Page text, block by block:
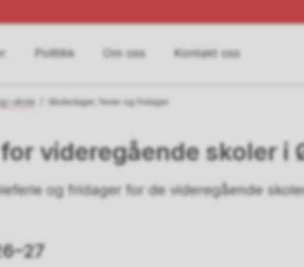
Politikk Om oss Kontakt oss
i skole Skoledager, ferier og fridager
videregående skoler i
og fridager for de videregående